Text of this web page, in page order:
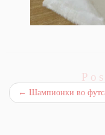
← Шампионки во